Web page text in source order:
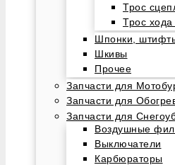
Трос
Трос хода
Шпонки,
Шкивы
Прочее
Запчасти для
Запчасти для
Запчасти для
Воздушные
Выключатели
Карбюраторы